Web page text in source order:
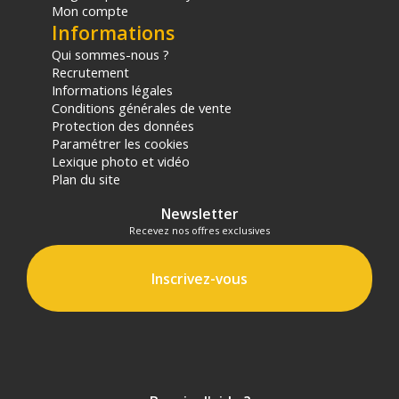
1x Objectif Thypoch Simera-C 50mm T1.5 en monture Leica M
1x Objectif Thypoch Simera-C 75mm T1.5 en monture Leica M
6x Bouchons d'objectif avant
6x Bouchons d'objectif arrière
6x Jeux de cales d'ajustement (shims)
1x Valise de transport rigide professionnelle avec mousse de
calage personnalisée
Offre valable jusqu'au 08-08-2026 inclus.
Code EAN Thypoch Simera-C kit de 6 16/21/28/35/50/75mm
T/1.5-1.9 monture Leica M - Noir - Objectif vidéo - Achat et prix :
(1) Offre valable jusqu'au 31 Décembre 2030 à partir de 49 euros
relais situé en France continentale uniquement, valable uniquement
Mon compte
Informations
Qui sommes-nous ?
Recrutement
Informations légales
Conditions générales de vente
Protection des données
Paramétrer les cookies
Lexique photo et vidéo
Plan du site
Newsletter
Recevez nos offres exclusives
Inscrivez-vous